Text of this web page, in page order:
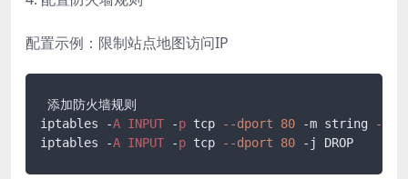
配置示例：限制站点地图访问IP
添加防火墙规则
iptables -A INPUT -p tcp --dport 80 -m string
--
iptables -A INPUT -p tcp --dport 80 -j DROP